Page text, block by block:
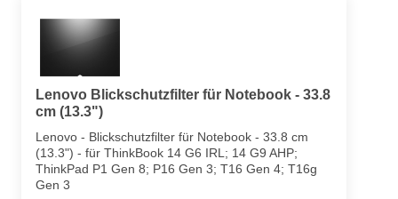
Lenovo Blickschutzfilter für Notebook - 33.8
cm (13.3")
Lenovo - Blickschutzfilter für Notebook - 33.8 cm
(13.3") - für ThinkBook 14 G6 IRL; 14 G9 AHP;
ThinkPad P1 Gen 8; P16 Gen 3; T16 Gen 4; T16g
Gen 3